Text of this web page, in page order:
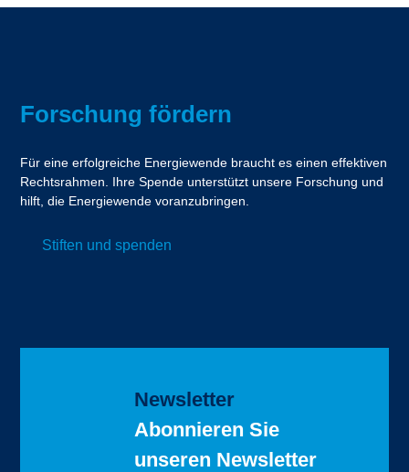
Forschung fördern
Für eine erfolgreiche Energiewende braucht es einen effektiven
Rechtsrahmen. Ihre Spende unterstützt unsere Forschung und
hilft, die Energiewende voranzubringen.
Stiften und spenden
Newsletter
Abonnieren Sie
unseren Newsletter